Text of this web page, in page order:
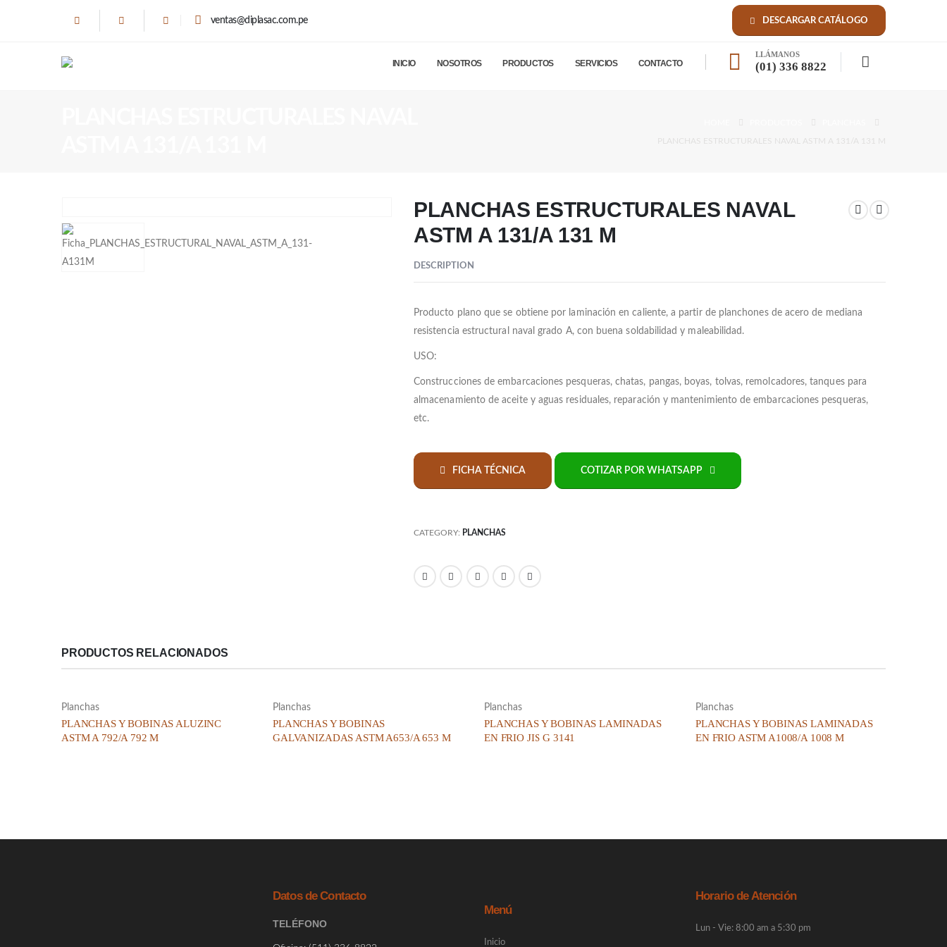
ventas@diplasac.com.pe DESCARGAR CATÁLOGO
INICIO NOSOTROS PRODUCTOS SERVICIOS CONTACTO
LLÁMANOS
(01) 336 8822
PLANCHAS ESTRUCTURALES NAVAL ASTM A 131/A 131 M
PLANCHAS ESTRUCTURALES NAVAL
ASTM A 131/A 131 M
DESCRIPTION
Producto plano que se obtiene por laminación en caliente, a partir de planchones de acero de mediana
resistencia estructural naval grado A, con buena soldabilidad y maleabilidad.
USO:
Construcciones de embarcaciones pesqueras, chatas, pangas, boyas, tolvas, remolcadores, tanques para
almacenamiento de aceite y aguas residuales, reparación y mantenimiento de embarcaciones pesqueras,
etc.
FICHA TÉCNICA COTIZAR POR WHATSAPP
CATEGORY: PLANCHAS
PRODUCTOS RELACIONADOS
Planchas
PLANCHAS Y BOBINAS ALUZINC
ASTM A 792/A 792 M
Planchas
PLANCHAS Y BOBINAS
GALVANIZADAS ASTM A653/A 653 M
Planchas
PLANCHAS Y BOBINAS LAMINADAS
EN FRIO JIS G 3141
Planchas
PLANCHAS Y BOBINAS LAMINADAS
EN FRIO ASTM A1008/A 1008 M
Datos de Contacto
TELÉFONO
Menú
Inicio
Horario de Atención
Lun - Vie: 8:00 am a 5:30 pm